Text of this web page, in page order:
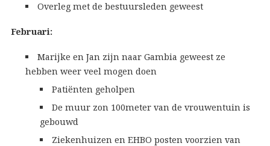
Overleg met de bestuursleden geweest
Februari:
Marijke en Jan zijn naar Gambia geweest ze
hebben weer veel mogen doen
Patiënten geholpen
De muur zon 100meter van de vrouwentuin is
gebouwd
Ziekenhuizen en EHBO posten voorzien van